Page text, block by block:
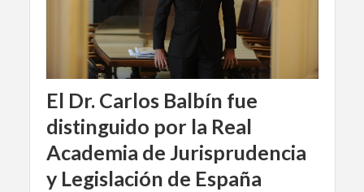
El Dr. Carlos Balbín fue
distinguido por la Real
Academia de Jurisprudencia
y Legislación de España